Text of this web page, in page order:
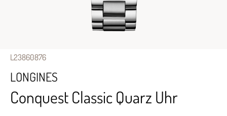
L23860876
LONGINES
Conquest Classic Quarz Uhr